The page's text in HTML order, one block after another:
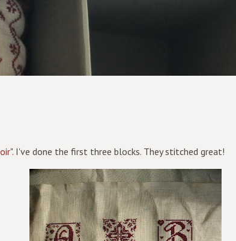
Doorgaan naar hoofdcontent
I've done the first three blocks. They stitched great!